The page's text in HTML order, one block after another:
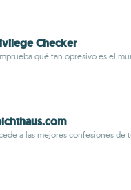
Checker
qué tan opresivo es el
a las mejores confesiones de